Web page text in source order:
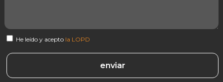
He leído y acepto la LOPD